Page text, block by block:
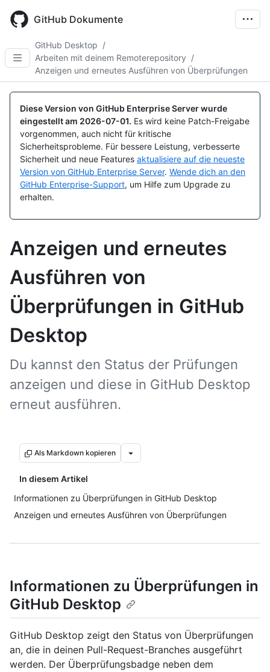
main
GitHub Dokumente
GitHub Desktop /
Arbeiten mit deinem Remoterepository /
Anzeigen und erneutes Ausführen von Überprüfungen
Diese Version von GitHub Enterprise Server wurde
eingestellt am 2026-07-01. Es wird keine Patch-Freigabe
vorgenommen, auch nicht für kritische
Sicherheitsprobleme. Für bessere Leistung, verbesserte
Sicherheit und neue Features aktualisiere auf die neueste
Version von GitHub Enterprise Server. Wende dich an den
GitHub Enterprise-Support, um Hilfe zum Upgrade zu
erhalten.
Anzeigen und erneutes
Ausführen von
Überprüfungen in GitHub
Desktop
Du kannst den Status der Prüfungen
anzeigen und diese in GitHub Desktop
erneut ausführen.
Als Markdown kopieren
In diesem Artikel
Informationen zu Überprüfungen in GitHub Desktop
Anzeigen und erneutes Ausführen von Überprüfungen
Informationen zu Überprüfungen in
GitHub Desktop
GitHub Desktop zeigt den Status von Überprüfungen
an, die in deinen Pull-Request-Branches ausgeführt
werden. Der Überprüfungsbadge neben dem